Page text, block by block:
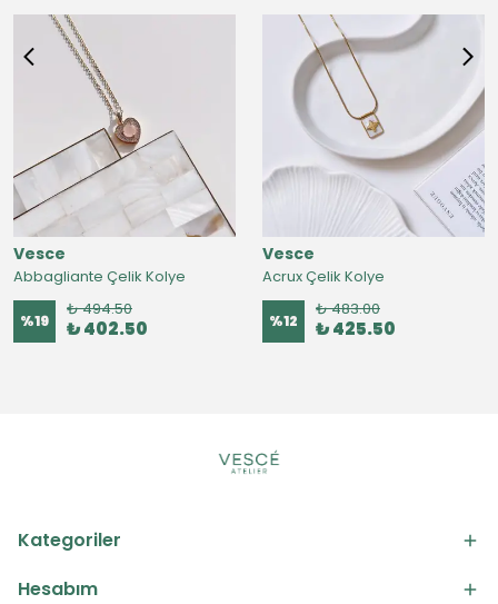
Vesce
Abbagliante Çelik Kolye
%19
₺ 494.50
₺ 402.50
Vesce
Acrux Çelik Kolye
%12
₺ 483.00
₺ 425.50
Kategoriler
Hesabım